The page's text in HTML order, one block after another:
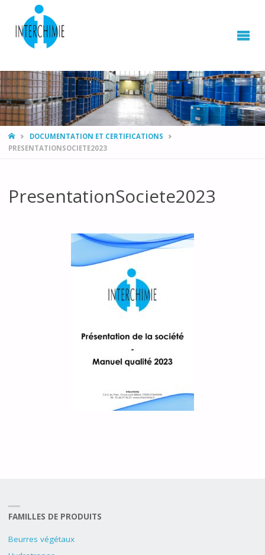
HOMEDOCUMENTATION ET CERTIFICATIONS
PRESENTATIONSOCIETE2023
PresentationSociete2023
FAMILLES DE PRODUITS
Beurres végétaux